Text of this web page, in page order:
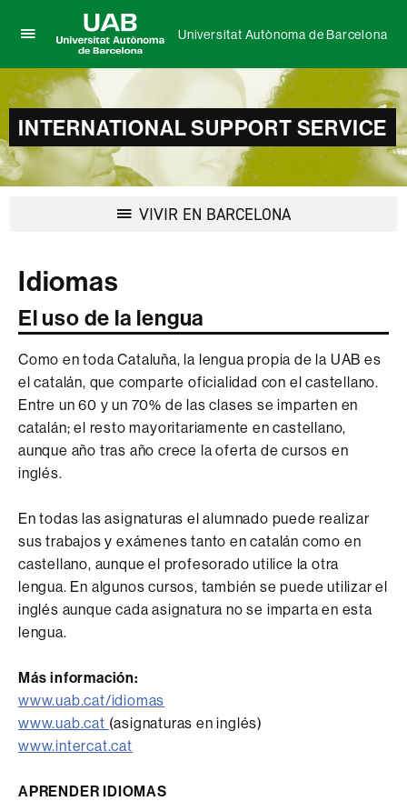
aquí
para
desplegar
el
menú
de
Universitat
Universitat
Autònoma
de
Barcelona
Universitat Autònoma de Barcelona
INTERNATIONAL SUPPORT SERVICE
VIVIR EN BARCELONA
Idiomas
El uso de la lengua
Como en toda Cataluña, la lengua propia de la UAB es
el catalán, que comparte oficialidad con el castellano.
Entre un 60 y un 70% de las clases se imparten en
catalán; el resto mayoritariamente en castellano,
aunque año tras año crece la oferta de cursos en
inglés.
En todas las asignaturas el alumnado puede realizar
sus trabajos y exámenes tanto en catalán como en
castellano, aunque el profesorado utilice la otra
lengua. En algunos cursos, también se puede utilizar el
inglés aunque cada asignatura no se imparta en esta
lengua.
Más información:
www.uab.cat/idiomas
www.uab.cat (asignaturas en inglés)
www.intercat.cat
APRENDER IDIOMAS